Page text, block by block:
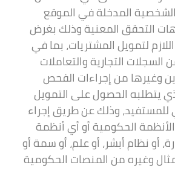
المدخلة في الموقع
التحقق المعنية وذلك بغرض
لتمويل المشتريات، بما في
التجارية والتعاملات
وغيرها من إجراءات الفحص
يتطلبه الحصول على التمويل
للمستفيد، وذلك عن طريق إجراء
الأنظمة الحكومية أو أي أنظمة
أو نظام أبشر، أو علم، أو سمة أو
وغيره من المنصات الحكومية